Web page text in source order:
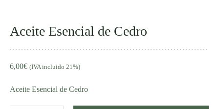
Aceite Esencial de Cedro
6,00€ (IVA incluido 21%)
Aceite Esencial de Cedro
Cedro
cantidad